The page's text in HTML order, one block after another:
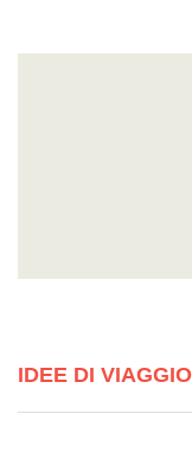
IDEE DI VIAGGIO